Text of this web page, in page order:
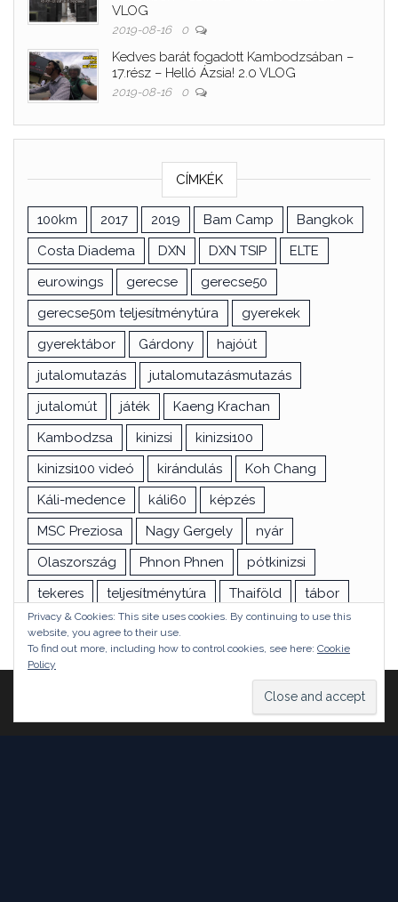
VLOG
2019-08-16 0
Kedves barát fogadott Kambodzsában –
17.rész – Helló Ázsia! 2.0 VLOG
2019-08-16 0
CÍMKÉK
100km 2017 2019 Bam Camp
Bangkok
Costa Diadema
DXN DXN TSIP
ELTE
eurowings
gerecse
gerecse50
gerecse50m teljesítménytúra
gyerekek
gyerektábor
Gárdony
hajóút
jutalomutazás
jutalomutazásmutazás
jutalomút
játék
Kaeng Krachan
Kambodzsa
kinizsi
kinizsi100
kinizsi100 videó
kirándulás
Koh Chang
Káli-medence
káli60
képzés
MSC Preziosa
Nagy Gergely
nyár
Olaszország
Phnon Phnen
pótkinizsi
tekeres
teljesítménytúra Thaiföld
tábor
túra
utazás vizsga Ázsia
Theme:Head Blog
Privacy & Cookies: This site uses cookies. By continuing to use this
website, you agree to their use.
To find out more, including how to control cookies, see here: Cookie
Policy